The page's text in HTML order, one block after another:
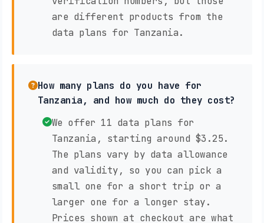
are different products from the
data plans for Tanzania.
How many plans do you have for
Tanzania, and how much do they cost?
We offer 11 data plans for
Tanzania, starting around $3.25.
The plans vary by data allowance
and validity, so you can pick a
small one for a short trip or a
larger one for a longer stay.
Prices shown at checkout are what